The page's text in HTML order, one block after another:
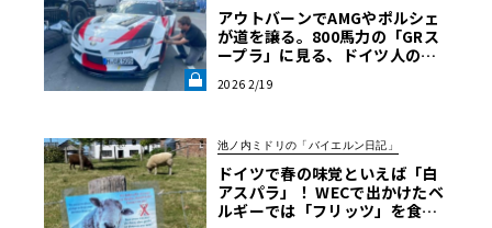
アウトバーンでAMGやポルシェ
が道を譲る。800馬力の「GRス
ープラ」に見る、ドイツ人の日
ム】《LE VOLANT LAB》
2026 2/19
池ノ内ミドリの「バイエルン日記」
ドイツで春の味覚といえば「白
アスパラ」！ WECで出かけたベ
ルギーでは「フリッツ」を食べ